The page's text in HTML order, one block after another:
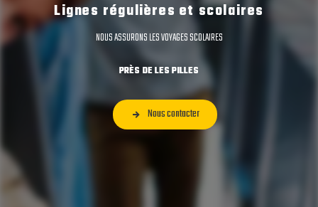
Lignes régulières et scolaires
NOUS ASSURONS LES VOYAGES SCOLAIRES
PRÈS DE LES PILLES
Nous contacter